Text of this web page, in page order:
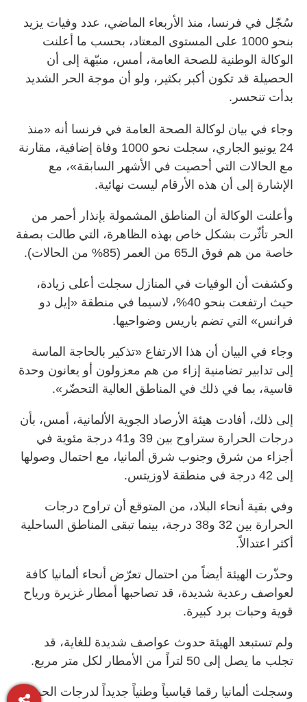
سُجّل في فرنسا، منذ الأربعاء الماضي، عدد وفيات يزيد
بنحو 1000 على المستوى المعتاد، بحسب ما أعلنت
الوكالة الوطنية للصحة العامة، أمس، منبّهة إلى أن
الحصيلة قد تكون أكبر بكثير، ولو أن موجة الحر الشديد
بدأت تنحسر.
وجاء في بيان لوكالة الصحة العامة في فرنسا أنه «منذ
24 يونيو الجاري، سجلت نحو 1000 وفاة إضافية، مقارنة
مع الحالات التي أحصيت في الأشهر السابقة»، مع
الإشارة إلى أن هذه الأرقام ليست نهائية.
وأعلنت الوكالة أن المناطق المشمولة بإنذار أحمر من
الحر تأثّرت بشكل خاص بهذه الظاهرة، التي طالت بصفة
خاصة من هم فوق الـ65 من العمر (85% من الحالات).
وكشفت أن الوفيات في المنازل سجلت أعلى زيادة،
حيث ارتفعت بنحو 40%، لاسيما في منطقة «إيل دو
فرانس» التي تضم باريس وضواحيها.
وجاء في البيان أن هذا الارتفاع «تذكير بالحاجة الماسة
إلى تدابير تضامنية إزاء من هم معزولون أو يعانون وحدة
قاسية، بما في ذلك في المناطق العالية التحضّر».
إلى ذلك، أفادت هيئة الأرصاد الجوية الألمانية، أمس، بأن
درجات الحرارة ستراوح بين 39 و41 درجة مئوية في
أجزاء من شرق وجنوب شرق ألمانيا، مع احتمال وصولها
إلى 42 درجة في منطقة لاوزيتس.
وفي بقية أنحاء البلاد، من المتوقع أن تراوح درجات
الحرارة بين 32 و38 درجة، بينما تبقى المناطق الساحلية
أكثر اعتدالاً.
وحذّرت الهيئة أيضاً من احتمال تعرّض أنحاء ألمانيا كافة
لعواصف رعدية شديدة، قد تصاحبها أمطار غزيرة ورياح
قوية وحبات برد كبيرة.
ولم تستبعد الهيئة حدوث عواصف شديدة للغاية، قد
تجلب ما يصل إلى 50 لتراً من الأمطار لكل متر مربع.
وسجلت ألمانيا رقما قياسياً وطنياً جديداً لدرجات الحرارة